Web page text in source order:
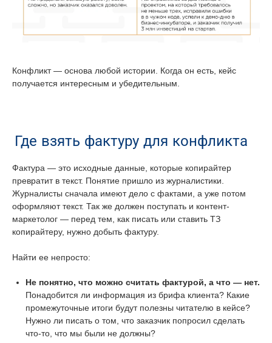
Конфликт — основа любой истории. Когда он есть, кейс
получается интересным и убедительным.
Где взять фактуру для конфликта
Фактура — это исходные данные, которые копирайтер
превратит в текст. Понятие пришло из журналистики.
Журналисты сначала имеют дело с фактами, а уже потом
оформляют текст. Так же должен поступать и контент-
маркетолог — перед тем, как писать или ставить ТЗ
копирайтеру, нужно добыть фактуру.
Найти ее непросто:
Не понятно, что можно считать фактурой, а что — нет.
Понадобится ли информация из брифа клиента? Какие
промежуточные итоги будут полезны читателю в кейсе?
Нужно ли писать о том, что заказчик попросил сделать
что-то, что мы были не должны?